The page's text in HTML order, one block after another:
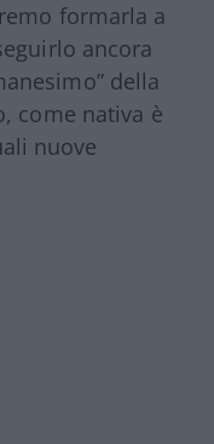
formarla a
ancora
della
come nativa è
nuove